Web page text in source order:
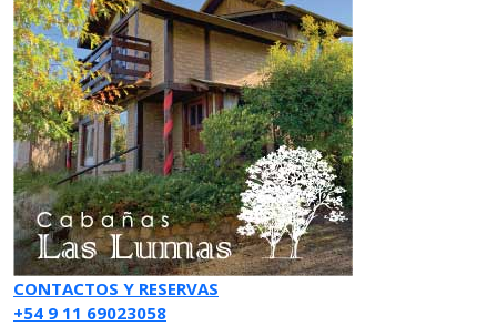
CONTACTOS Y RESERVAS
+54 9 11 69023058